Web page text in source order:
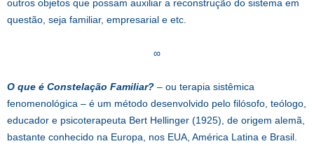
outros objetos que possam auxiliar a reconstrução do sistema em
questão, seja familiar, empresarial e etc.
∞
O que é Constelação Familiar? – ou terapia sistêmica
fenomenológica – é um método desenvolvido pelo filósofo, teólogo,
educador e psicoterapeuta Bert Hellinger (1925), de origem alemã,
bastante conhecido na Europa, nos EUA, América Latina e Brasil.